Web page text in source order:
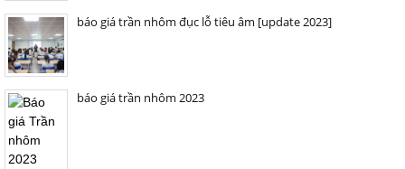
báo giá trần nhôm đục lỗ tiêu âm [update 2023]
báo giá trần nhôm 2023